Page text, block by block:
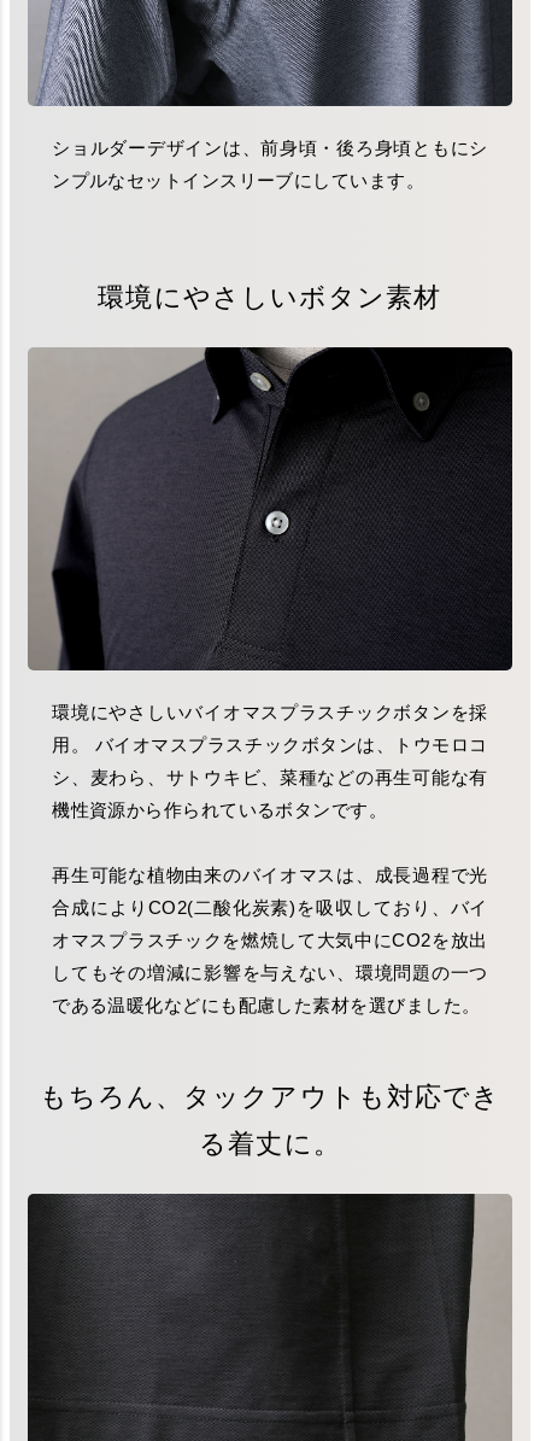
ショルダーデザインは、前身頃・後ろ身頃ともにシ
ンプルなセットインスリーブにしています。
環境にやさしいボタン素材
環境にやさしいバイオマスプラスチックボタンを採
用。 バイオマスプラスチックボタンは、トウモロコ
シ、麦わら、サトウキビ、菜種などの再生可能な有
機性資源から作られているボタンです。
再生可能な植物由来のバイオマスは、成長過程で光
合成によりCO2(二酸化炭素)を吸収しており、バイ
オマスプラスチックを燃焼して大気中にCO2を放出
してもその増減に影響を与えない、環境問題の一つ
である温暖化などにも配慮した素材を選びました。
もちろん、タックアウトも対応でき
る着丈に。